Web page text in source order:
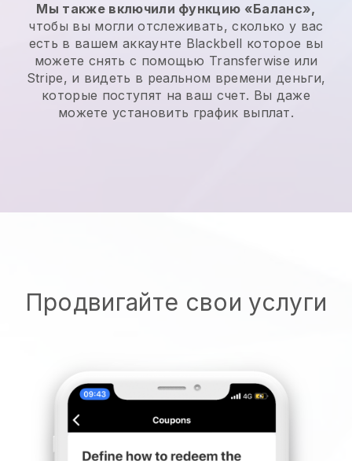
Мы также включили функцию «Баланс»,
чтобы вы могли отслеживать, сколько у вас
есть в вашем аккаунте Blackbell которое вы
можете снять с помощью Transferwise или
Stripe, и видеть в реальном времени деньги,
которые поступят на ваш счет. Вы даже
можете установить график выплат.
Продвигайте свои услуги